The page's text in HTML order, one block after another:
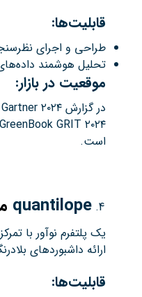
قابلیت‌ها:
طراحی و اجرای
تحلیل هوشمند
موقعیت در بازار:
است.
quantilope
یک پلتفرم نوآور با
ارائه داشبوردهای
قابلیت‌ها: